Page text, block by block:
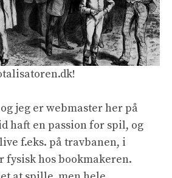
jeg er webmaster her på
haft en passion for spil, og
f.eks. på travbanen, i
hos bookmakeren.